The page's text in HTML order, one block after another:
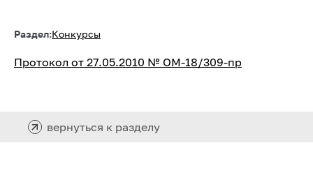
Раздел:Конкурсы
Протокол от 27.05.2010 № ОМ-18/309-пр
вернуться к разделу